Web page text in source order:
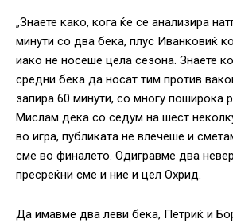
„Знаете како, кога ќе се анализира
минути со два бека, плус Иванковиќ
иако не носеше цела сезона. Знаете
средни бека да носат тим против
запира 60 минути, со многу поширока
Мислам дека со седум на шест
во игра, публиката не влечеше и
сме во финалето. Одигравме два
пресреќни сме и ние и цел Охрид.
Да имавме два леви бека, Петриќ и